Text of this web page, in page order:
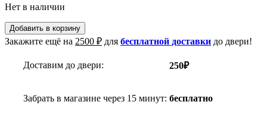
Нет в наличии
Добавить в корзину
Закажите ещё на 2500 ₽ для бесплатной доставки до двери!
Доставим до двери: 250₽
Забрать в магазине через 15 минут: бесплатно